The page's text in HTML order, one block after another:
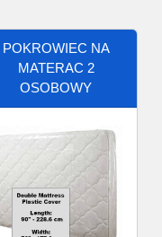
POKROWIEC NA
MATERAC 2
OSOBOWY